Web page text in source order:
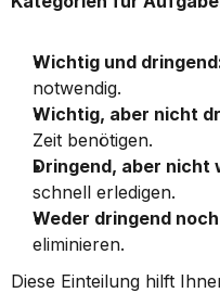
Wichtig und
notwendig.
Wichtig, aber nicht
Zeit benötigen.
Dringend, aber nicht
schnell erledigen.
Weder dringend
eliminieren.
Diese Einteilung hilft